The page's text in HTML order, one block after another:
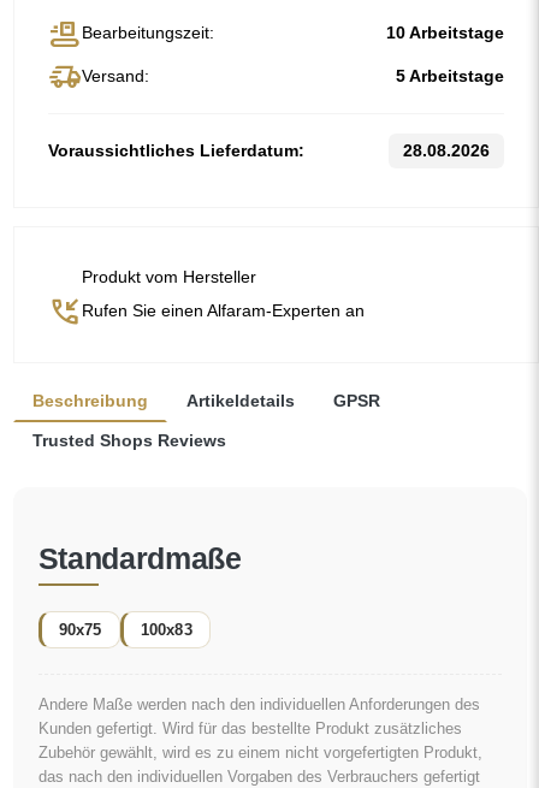
conveyor_beltBearbeitungszeit: 10 Arbeitstage
delivery_truck_speedVersand: 5 Arbeitstage
Voraussichtliches Lieferdatum: 28.08.2026
Produkt vom Hersteller
phone_callback Rufen Sie einen Alfaram-Experten an
Beschreibung Artikeldetails GPSR
Trusted Shops Reviews
Standardmaße
90x75 100x83
Andere Maße werden nach den individuellen Anforderungen des
Kunden gefertigt. Wird für das bestellte Produkt zusätzliches
Zubehör gewählt, wird es zu einem nicht vorgefertigten Produkt,
das nach den individuellen Vorgaben des Verbrauchers gefertigt